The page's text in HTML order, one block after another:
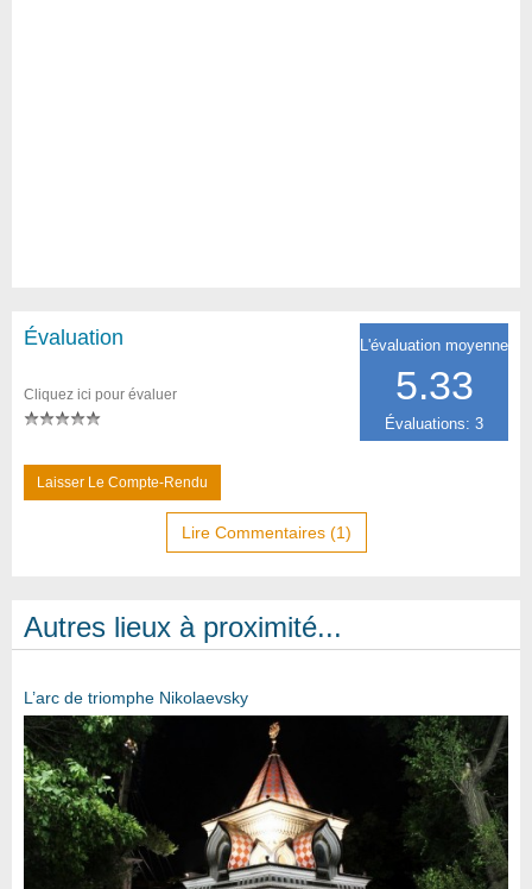
L'évaluation moyenne
5.33
Évaluations: 3
Évaluation
Cliquez ici pour évaluer
Laisser Le Compte-Rendu
Lire Commentaires (1)
Autres lieux à proximité...
L’arc de triomphe Nikolaevsky